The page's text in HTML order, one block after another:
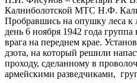
Калниболотской МТС Н.Ф.
Пробравшись на опушку леса
день 6 ноября 1942 года
врага на переднем крае.
дзота, на который решили
проходу, сделанному в
армейскими разведчиками,